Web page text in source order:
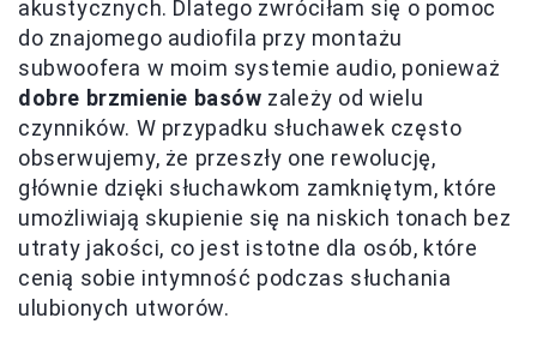
akustycznych. Dlatego zwróciłam się o pomoc
do znajomego audiofila przy montażu
subwoofera w moim systemie audio, ponieważ
dobre brzmienie basów zależy od wielu
czynników. W przypadku słuchawek często
obserwujemy, że przeszły one rewolucję,
głównie dzięki słuchawkom zamkniętym, które
umożliwiają skupienie się na niskich tonach bez
utraty jakości, co jest istotne dla osób, które
cenią sobie intymność podczas słuchania
ulubionych utworów.